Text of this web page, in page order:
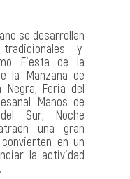
se desarrollan
y
Fiesta de la
la Manzana de
Negra, Feria del
Manos de
Sur, Noche
una gran
en un
la actividad